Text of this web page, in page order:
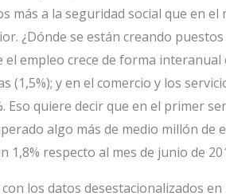
más a la seguridad social que en
¿Dónde se están creando
el empleo crece de forma interanual
(1,5%); y en el comercio y los
Eso quiere decir que en el primer
algo más de medio millón
1,8% respecto al mes de junio de
los datos desestacionalizados